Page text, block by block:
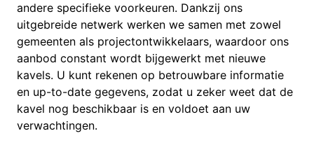
andere specifieke voorkeuren. Dankzij ons
uitgebreide netwerk werken we samen met zowel
gemeenten als projectontwikkelaars, waardoor ons
aanbod constant wordt bijgewerkt met nieuwe
kavels. U kunt rekenen op betrouwbare informatie
en up-to-date gegevens, zodat u zeker weet dat de
kavel nog beschikbaar is en voldoet aan uw
verwachtingen.